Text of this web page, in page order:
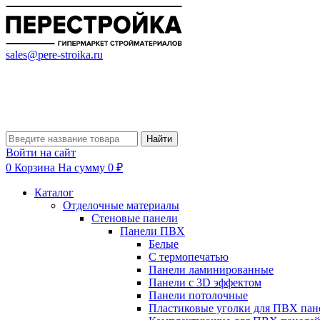
sales@pere-stroika.ru
Найти
Войти на сайт
0 Корзина На сумму 0 ₽
Каталог
Отделочные материалы
Стеновые панели
Панели ПВХ
Белые
С термопечатью
Панели ламинированные
Панели с 3D эффектом
Панели потолочные
Пластиковые уголки для ПВХ